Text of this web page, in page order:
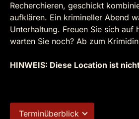
Recherchieren, geschickt
aufklären. Ein krimineller Abend
Unterhaltung. Freuen Sie sich
warten Sie noch? Ab zum
HINWEIS: Diese Location ist
Terminüberblick